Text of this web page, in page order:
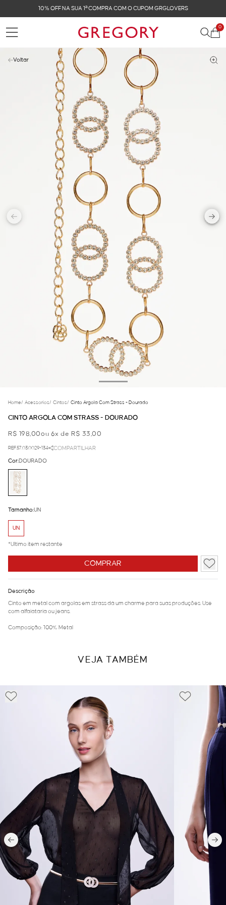
10% OFF NA SUA 1ª COMPRA COM O CUPOM GRGLOVERS
0
Voltar
Home/ Acessorios/ Cintos/ Cinto Argola Com Strass - Dourado
CINTO ARGOLA COM STRASS - DOURADO
R$ 198,00ou 6x de R$ 33,00
REF.57.03.0029-134 COMPARTILHAR
COMPRAR
Cor:DOURADO
Tamanho:UN
UN
*Ultimo item restante
Descrição
Cinto em metal com argolas em strass dá um charme para suas produções. Use
com alfaiataria ou jeans.
Composição: 100% Metal
VEJA TAMBÉM